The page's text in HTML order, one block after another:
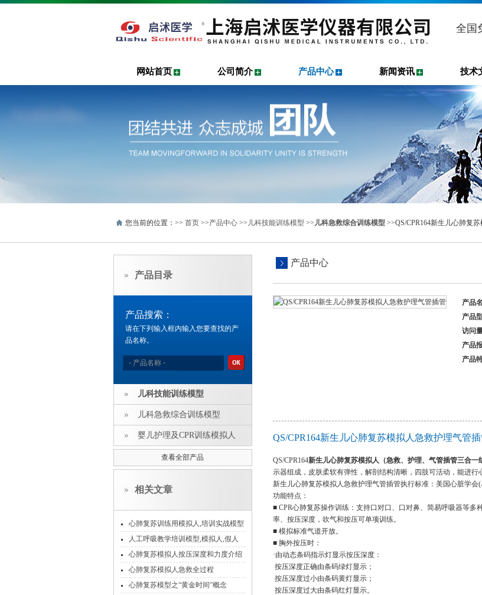
全国
网站首页 公司简介 产品中心 新闻资讯 技术
您当前的位置：>> 首页 >>产品中心 >> 儿科技能训练模型 >>儿科急救综合训练模型 >>QS/CPR164新生儿心肺复
产品中心
产品
产品
访问
产品
产品
QS/CPR164新生儿心肺复苏模拟人急救护理气管
QS/CPR164新生儿心肺复苏模拟人（急救、护理、气管插管三合一
示器组成，皮肤柔软有弹性，解剖结构清晰，四肢可活动，能进行
新生儿心肺复苏模拟人急救护理气管插管执行标准：美国心脏学会
功能特点：
■ CPR心肺复苏操作训练：支持口对口、口对鼻、简易呼吸器等
率、按压深度，吹气和按压可单项训练。
■ 模拟标准气道开放。
■ 胸外按压时：
·由动态条码指示灯显示按压深度：
按压深度正确由条码绿灯显示；
按压深度过小由条码黄灯显示；
按压深度过大由条码红灯显示。
产品目录
产品搜索：
请在下列输入框内输入您要查找的产
品名称。
儿科技能训练模型
儿科急救综合训练模型
婴儿护理及CPR训练模拟人
查看全部产品
相关文章
心肺复苏训练用模拟人,培训实战模型
推荐
人工呼吸教学培训模型,模拟人,假人
心肺复苏模拟人按压深度和力度介绍
心肺复苏模拟人急救全过程
心肺复苏模型之“黄金时间”概念